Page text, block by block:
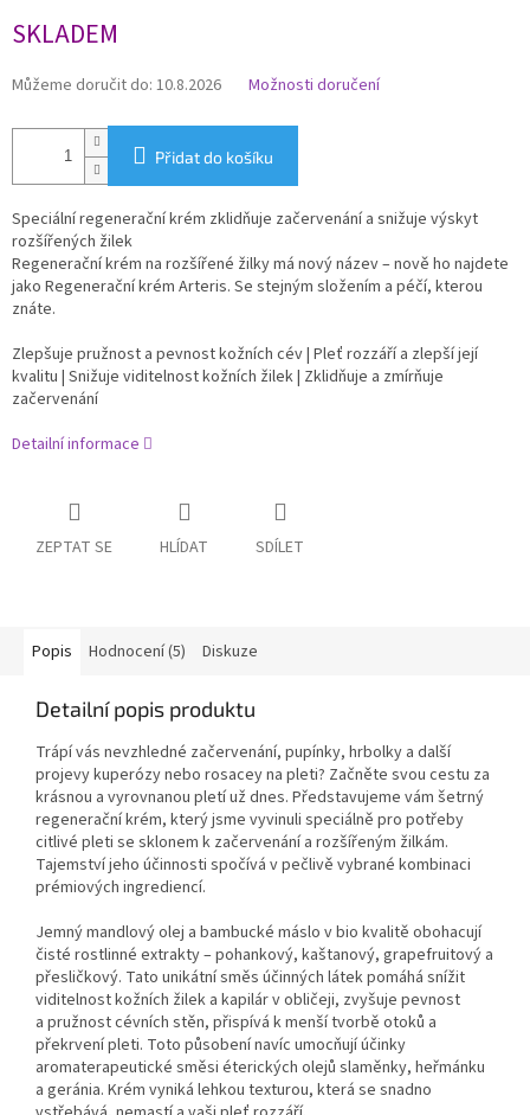
cena:
SKLADEM
Můžeme doručit do: 10.8.2026 Možnosti doručení
Přidat do košíku
Speciální regenerační krém zklidňuje začervenání a snižuje výskyt
rozšířených žilek
Regenerační krém na rozšířené žilky má nový název – nově ho najdete
jako Regenerační krém Arteris. Se stejným složením a péčí, kterou
znáte.
Zlepšuje pružnost a pevnost kožních cév | Pleť rozzáří a zlepší její
kvalitu | Snižuje viditelnost kožních žilek | Zklidňuje a zmírňuje
začervenání
Detailní informace
ZEPTAT SE HLÍDAT SDÍLET
Popis Hodnocení (5) Diskuze
Detailní popis produktu
Trápí vás nevzhledné začervenání, pupínky, hrbolky a další
projevy kuperózy nebo rosacey na pleti? Začněte svou cestu za
krásnou a vyrovnanou pletí už dnes. Představujeme vám šetrný
regenerační krém, který jsme vyvinuli speciálně pro potřeby
citlivé pleti se sklonem k začervenání a rozšířeným žilkám.
Tajemství jeho účinnosti spočívá v pečlivě vybrané kombinaci
prémiových ingrediencí.
Jemný mandlový olej a bambucké máslo v bio kvalitě obohacují
čisté rostlinné extrakty – pohankový, kaštanový, grapefruitový a
přesličkový. Tato unikátní směs účinných látek pomáhá snížit
viditelnost kožních žilek a kapilár v obličeji, zvyšuje pevnost
a pružnost cévních stěn, přispívá k menší tvorbě otoků a
překrvení pleti. Toto působení navíc umocňují účinky
aromaterapeutické směsi éterických olejů slaměnky, heřmánku
a geránia. Krém vyniká lehkou texturou, která se snadno